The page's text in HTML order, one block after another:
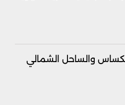
والساحل الشمالي